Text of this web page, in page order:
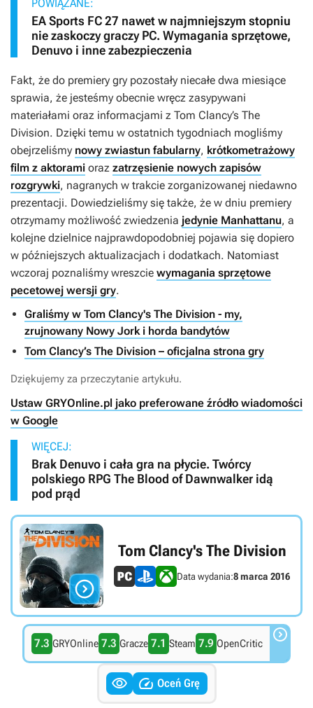
POWIĄZANE:
EA Sports FC 27 nawet w najmniejszym stopniu
nie zaskoczy graczy PC. Wymagania sprzętowe,
Denuvo i inne zabezpieczenia
Fakt, że do premiery gry pozostały niecałe dwa miesiące
sprawia, że jesteśmy obecnie wręcz zasypywani
materiałami oraz informacjami z Tom Clancy’s The
Division. Dzięki temu w ostatnich tygodniach mogliśmy
obejrzeliśmy nowy zwiastun fabularny, krótkometrażowy
film z aktorami oraz zatrzęsienie nowych zapisów
rozgrywki, nagranych w trakcie zorganizowanej niedawno
prezentacji. Dowiedzieliśmy się także, że w dniu premiery
otrzymamy możliwość zwiedzenia jedynie Manhattanu, a
kolejne dzielnice najprawdopodobniej pojawia się dopiero
w późniejszych aktualizacjach i dodatkach. Natomiast
wczoraj poznaliśmy wreszcie wymagania sprzętowe
pecetowej wersji gry.
Graliśmy w Tom Clancy's The Division - my,
zrujnowany Nowy Jork i horda bandytów
Tom Clancy’s The Division – oficjalna strona gry
Dziękujemy za przeczytanie artykułu.
Ustaw GRYOnline.pl jako preferowane źródło wiadomości
w Google
WIĘCEJ:
Brak Denuvo i cała gra na płycie. Twórcy
polskiego RPG The Blood of Dawnwalker idą
pod prąd

Tom Clancy's The Division
Data wydania:8 marca 2016
7.3 GRYOnline 7.3 Gracze 7.1 Steam 7.9 OpenCritic 
  Oceń Grę